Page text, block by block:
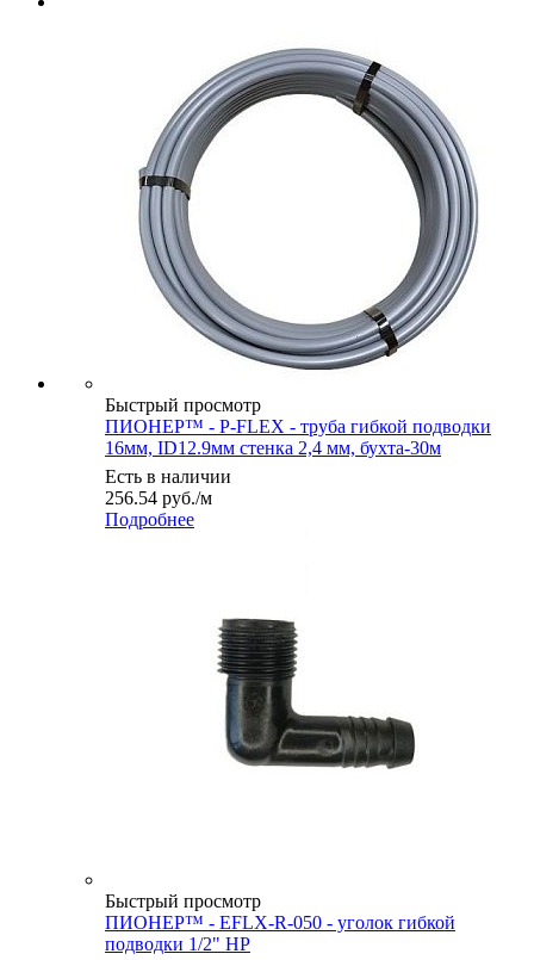
Быстрый просмотр
ПИОНЕР™ - P-FLEX - труба гибкой подводки
16мм, ID12.9мм стенка 2,4 мм, бухта-30м
Есть в наличии
256.54 руб./м
Подробнее
Быстрый просмотр
ПИОНЕР™ - EFLX-R-050 - уголок гибкой
подводки 1/2" НР